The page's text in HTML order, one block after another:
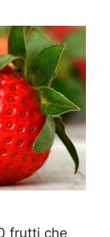
frutti che